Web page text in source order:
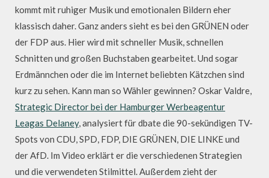
kommt mit ruhiger Musik und emotionalen Bildern eher
klassisch daher. Ganz anders sieht es bei den GRÜNEN oder
der FDP aus. Hier wird mit schneller Musik, schnellen
Schnitten und großen Buchstaben gearbeitet. Und sogar
Erdmännchen oder die im Internet beliebten Kätzchen sind
kurz zu sehen. Kann man so Wähler gewinnen? Oskar Valdre,
Strategic Director bei der Hamburger Werbeagentur
Leagas Delaney, analysiert für dbate die 90-sekündigen TV-
Spots von CDU, SPD, FDP, DIE GRÜNEN, DIE LINKE und
der AfD. Im Video erklärt er die verschiedenen Strategien
und die verwendeten Stilmittel. Außerdem zieht der